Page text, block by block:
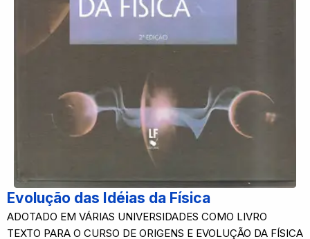
Evolução das Idéias da Física
ADOTADO EM VÁRIAS UNIVERSIDADES COMO LIVRO
TEXTO PARA O CURSO DE ORIGENS E EVOLUÇÃO DA FÍSICA